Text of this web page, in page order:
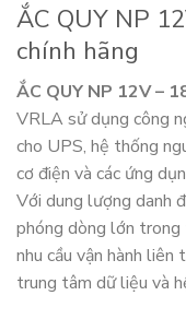
ẮC QUY NP
chính hãng
ẮC QUY NP 12V –
VRLA sử dụng công
cho UPS, hệ thống
cơ điện và các ứng
Với dung lượng danh
phóng dòng lớn trong
nhu cầu vận hành liên
trung tâm dữ liệu và